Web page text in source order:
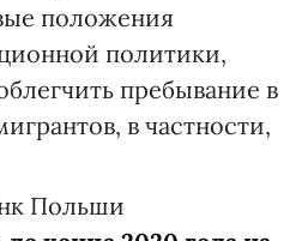
положения
политики,
пребывание в
в частности,
Польши